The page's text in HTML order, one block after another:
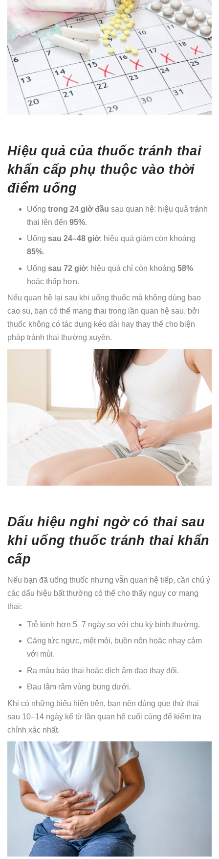
Hiệu quả của thuốc tránh thai
khẩn cấp phụ thuộc vào thời
điểm uống
Uống trong 24 giờ đầu sau quan hệ: hiệu quả tránh
thai lên đến 95%.
Uống sau 24–48 giờ: hiệu quả giảm còn khoảng
85%.
Uống sau 72 giờ: hiệu quả chỉ còn khoảng 58%
hoặc thấp hơn.
Nếu quan hệ lại sau khi uống thuốc mà không dùng bao
cao su, bạn có thể mang thai trong lần quan hệ sau, bởi
thuốc không có tác dụng kéo dài hay thay thế cho biện
pháp tránh thai thường xuyên.
Dấu hiệu nghi ngờ có thai sau
khi uống thuốc tránh thai khẩn
cấp
Nếu bạn đã uống thuốc nhưng vẫn quan hệ tiếp, cần chú ý
các dấu hiệu bất thường có thể cho thấy nguy cơ mang
thai:
Trễ kinh hơn 5–7 ngày so với chu kỳ bình thường.
Căng tức ngực, mệt mỏi, buồn nôn hoặc nhạy cảm
với mùi.
Ra máu báo thai hoặc dịch âm đạo thay đổi.
Đau lâm râm vùng bụng dưới.
Khi có những biểu hiện trên, bạn nên dùng que thử thai
sau 10–14 ngày kể từ lần quan hệ cuối cùng để kiểm tra
chính xác nhất.